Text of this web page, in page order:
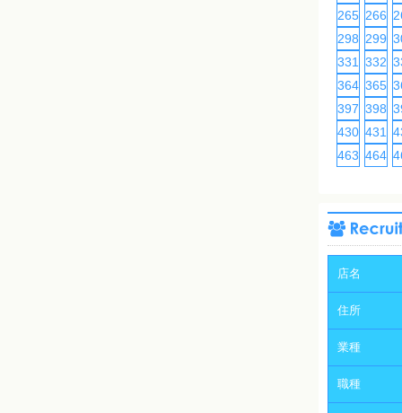
265 266
298 299
331
332
364 365
397 398
430 431
463 464
店名
住所
業種
職種